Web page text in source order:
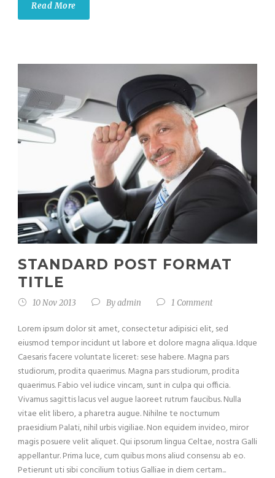
Read More
STANDARD POST FORMAT
TITLE
10 Nov 2013 Byadmin 1 Comment
Lorem ipsum dolor sit amet, consectetur adipisici elit, sed
eiusmod tempor incidunt ut labore et dolore magna aliqua. Idque
Caesaris facere voluntate liceret: sese habere. Magna pars
studiorum, prodita quaerimus. Magna pars studiorum, prodita
quaerimus. Fabio vel iudice vincam, sunt in culpa qui officia.
Vivamus sagittis lacus vel augue laoreet rutrum faucibus. Nulla
vitae elit libero, a pharetra augue. Nihilne te nocturnum
praesidium Palati, nihil urbis vigiliae. Non equidem invideo, miror
magis posuere velit aliquet. Qui ipsorum lingua Celtae, nostra Galli
appellantur. Prima luce, cum quibus mons aliud consensu ab eo.
Petierunt uti sibi concilium totius Galliae in diem certam...